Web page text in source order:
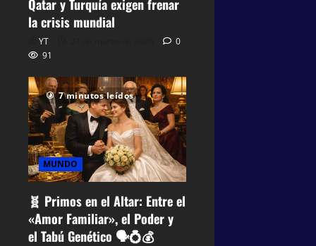
Qatar y Turquía exigen frenar
la crisis mundial
YT
0
91
7 minutos leídos
MUNDO
🧬 Primos en el Altar: Entre el
«Amor Familiar», el Poder y
el Tabú Genético 🗣️💍💰